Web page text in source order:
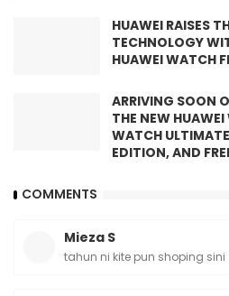
HUAWEI RAISES
TECHNOLOGY
HUAWEI WATCH
ARRIVING SOON
THE NEW
WATCH
EDITION, AND
COMMENTS
Mieza S
tahun ni kite pun shoping sini